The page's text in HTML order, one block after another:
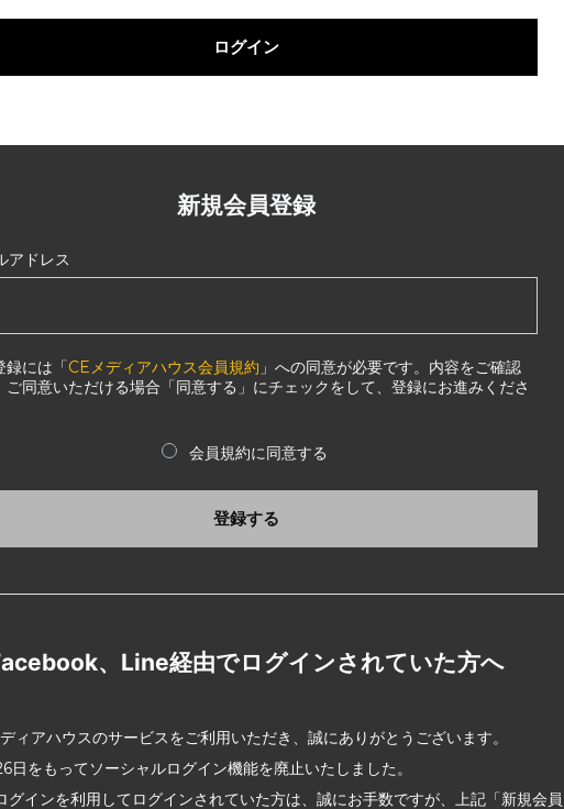
ログイン
新規会員登録
アドレス
録には「CEメディアハウス会員規約 」への同意が必要です。内容をご確認
ご同意いただける場合「同意する」にチェックをして、登録にお進みくださ
会員規約に同意する
登録する
、Line経由でログインされていた方へ
ィアハウスのサービスをご利用いただき、誠にありがとうございます。
日をもってソーシャルログイン機能を廃止いたしました。
グインを利用してログインされていた方は、誠にお手数ですが、上記「新規会員